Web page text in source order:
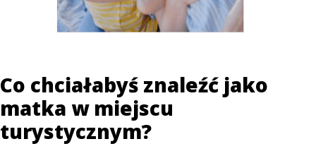
Co chciałabyś znaleźć jako
matka w miejscu
turystycznym?